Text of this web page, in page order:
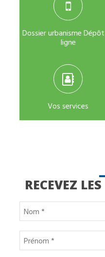
Dossier urbanisme
ligne
Vos services
RECEVEZ